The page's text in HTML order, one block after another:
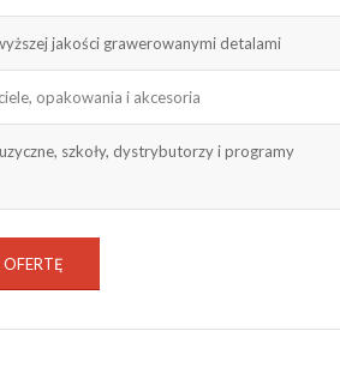
jakości grawerowanymi detalami
opakowania i akcesoria
szkoły, dystrybutorzy i programy